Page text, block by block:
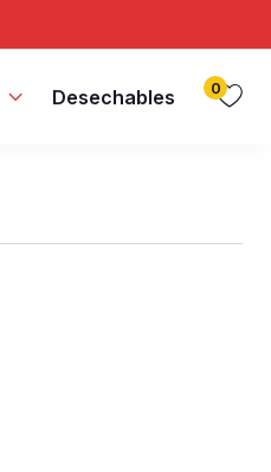
Desechables 0